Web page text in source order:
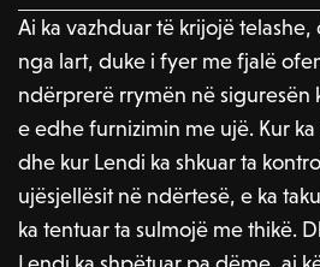
Ai ka vazhduar të krijojë
nga lart, duke i fyer me fjalë
ndërprerë rrymën në siguresën
e edhe furnizimin me ujë. Kur
dhe kur Lendi ka shkuar ta
ujësjellësit në ndërtesë, e ka
ka tentuar ta sulmojë me thikë.